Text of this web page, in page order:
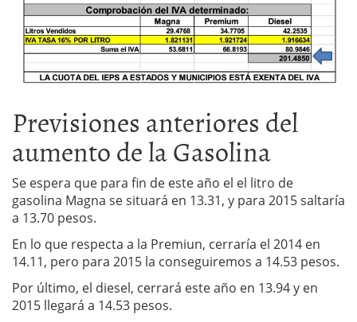
Previsiones anteriores del
aumento de la Gasolina
Se espera que para fin de este año el el litro de
gasolina Magna se situará en 13.31, y para 2015 saltaría
a 13.70 pesos.
En lo que respecta a la Premiun, cerraría el 2014 en
14.11, pero para 2015 la conseguiremos a 14.53 pesos.
Por último, el diesel, cerrará este año en 13.94 y en
2015 llegará a 14.53 pesos.